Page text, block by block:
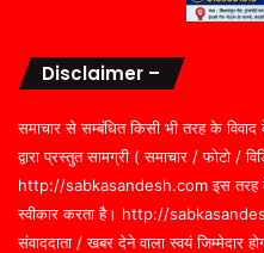
Disclaimer –
समाचार से सम्बंधित किसी भी तरह के
द्वारा प्रस्तुत सामग्री ( समाचार / फोटो /
http://sabkasandesh.com इस तरह के
स्वीकार करता है। http://
संवाददाता / खबर देने वाला स्वयं